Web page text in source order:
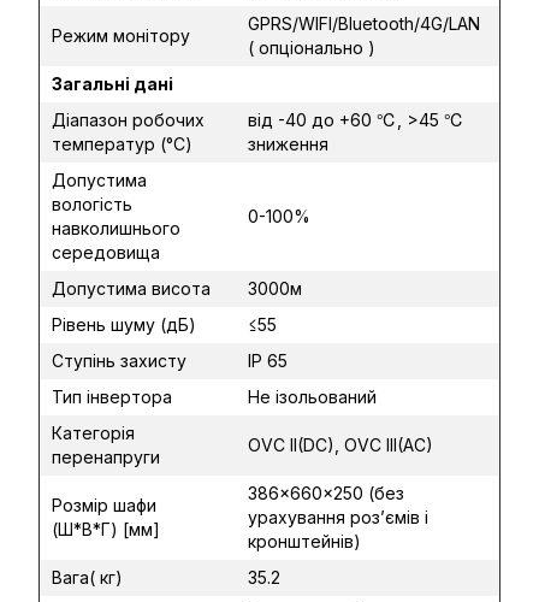
Режим монітору
GPRS/WIFI/Bluetooth/4G/LAN
( опціонально )
Загальні дані
Діапазон робочих
температур (°C)
від -40 до +60 ℃, >45 ℃
зниження
Допустима
вологість
навколишнього
середовища
0-100%
Допустима висота
3000м
Рівень шуму (дБ)
≤55
Ступінь захисту
IP 65
Тип інвертора
Не ізольований
Категорія
перенапруги
OVC II(DC), OVC III(AC)
Розмір шафи
(Ш*В*Г) [мм]
386×660×250 (без
урахування роз’ємів і
кронштейнів)
Вага( кг)
35.2